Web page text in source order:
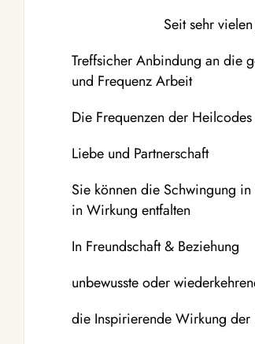
Seit sehr
Treffsicher Anbindung an die
und Frequenz Arbeit
Die Frequenzen der
Liebe und Partnerschaft
Sie können die Schwingung
in Wirkung entfalten
In Freundschaft & Beziehung
unbewusste oder
die Inspirierende Wirkung der